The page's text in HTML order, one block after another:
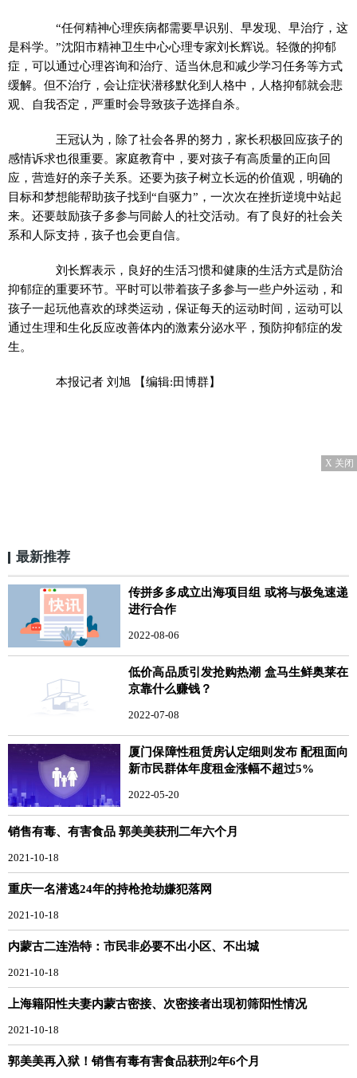
“任何精神心理疾病都需要早识别、早发现、早治疗，这
是科学。”沈阳市精神卫生中心心理专家刘长辉说。轻微的抑郁
症，可以通过心理咨询和治疗、适当休息和减少学习任务等方式
缓解。但不治疗，会让症状潜移默化到人格中，人格抑郁就会悲
观、自我否定，严重时会导致孩子选择自杀。
王冠认为，除了社会各界的努力，家长积极回应孩子的
感情诉求也很重要。家庭教育中，要对孩子有高质量的正向回
应，营造好的亲子关系。还要为孩子树立长远的价值观，明确的
目标和梦想能帮助孩子找到“自驱力”，一次次在挫折逆境中站起
来。还要鼓励孩子多参与同龄人的社交活动。有了良好的社会关
系和人际支持，孩子也会更自信。
刘长辉表示，良好的生活习惯和健康的生活方式是防治
抑郁症的重要环节。平时可以带着孩子多参与一些户外运动，和
孩子一起玩他喜欢的球类运动，保证每天的运动时间，运动可以
通过生理和生化反应改善体内的激素分泌水平，预防抑郁症的发
生。
本报记者 刘旭 【编辑:田博群】
X 关闭
最新推荐
传拼多多成立出海项目组 或将与极兔速递
进行合作
2022-08-06
低价高品质引发抢购热潮 盒马生鲜奥莱在
京靠什么赚钱？
2022-07-08
厦门保障性租赁房认定细则发布 配租面向
新市民群体年度租金涨幅不超过5%
2022-05-20
销售有毒、有害食品 郭美美获刑二年六个月
2021-10-18
重庆一名潜逃24年的持枪抢劫嫌犯落网
2021-10-18
内蒙古二连浩特：市民非必要不出小区、不出城
2021-10-18
上海籍阳性夫妻内蒙古密接、次密接者出现初筛阳性情况
2021-10-18
郭美美再入狱！销售有毒有害食品获刑2年6个月